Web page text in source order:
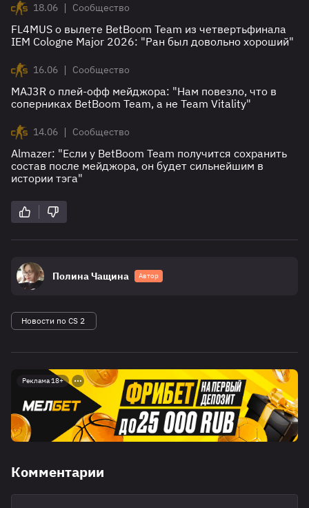
18.06 | Сообщество
FL4MUS о вылете BetBoom Team из четвертьфинала
IEM Cologne Major 2026: "Ран был довольно хороший"
16.06 | Сообщество
MAJ3R о плей-офф мейджора: "Нам повезло, что в
соперниках BetBoom Team, а не Team Vitality"
14.06 | Сообщество
Almazer: "Если у BetBoom Team получится сохранить
состав после мейджора, он будет сильнейшим в
истории тэга"
Полина Чащина Автор
Новости по CS 2
Реклама 18+
Комментарии